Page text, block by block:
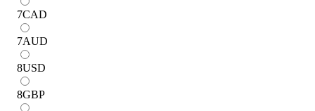
7CAD
7AUD
8USD
8GBP